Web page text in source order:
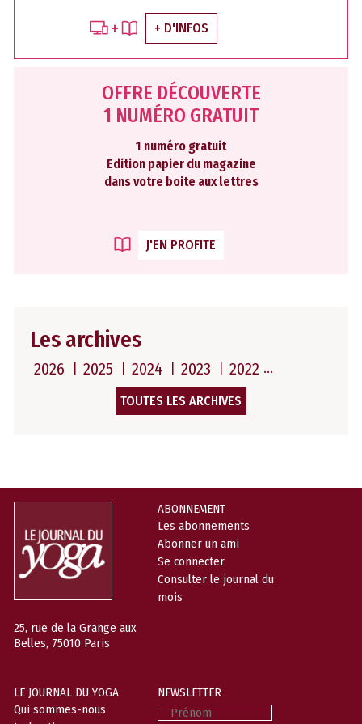
+ D'INFOS
OFFRE DÉCOUVERTE
1 NUMÉRO GRATUIT
1 numéro gratuit
Edition papier du magazine
dans votre boite aux lettres
J'EN PROFITE
Les archives
2026 2025 2024 2023 2022
TOUTES LES ARCHIVES
25, rue de la Grange aux
Belles, 75010 Paris
ABONNEMENT
Les abonnements
Abonner un ami
Se connecter
Consulter le journal du
mois
LE JOURNAL DU YOGA
Qui sommes-nous
NEWSLETTER
Prénom